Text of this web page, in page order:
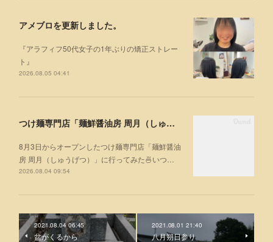
アメブロを更新しました。
『アラフィフ50代女子の1年ぶりの矯正ストレー
ト』
2026.08.05 04:41
つけ麺専門店「麺鮮醤油房 周月（しゅうげつ）」⁡ に行ってみた🍜
8月3日からオープンしたつけ麺専門店「麺鮮醤油
房 周月（しゅうげつ）」⁡に行ってみた🍜いつ…
2026.08.04 09:54
2021.08.04 06:45
盆がくるから
2021.08.01 21:40
八月朔日参り